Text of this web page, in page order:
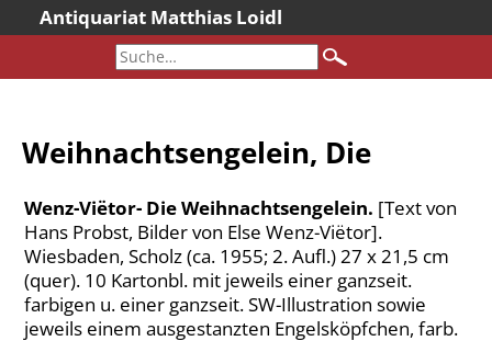
Antiquariat Matthias Loidl
Aktuelles
Neueingänge
Sonderangebote
Katalogarchiv
Newsletter
Über uns
Weihnachtsengelein, Die
Wenz-Viëtor- Die Weihnachtsengelein. [Text von
Hans Probst, Bilder von Else Wenz-Viëtor].
Wiesbaden, Scholz (ca. 1955; 2. Aufl.) 27 x 21,5 cm
(quer). 10 Kartonbl. mit jeweils einer ganzseit.
farbigen u. einer ganzseit. SW-Illustration sowie
jeweils einem ausgestanzten Engelsköpfchen, farb.